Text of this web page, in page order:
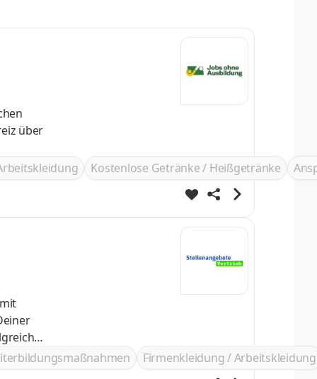
Kostenlose Getränke / Heißgetränke
Firmenkleidung / Arbeitskleidung